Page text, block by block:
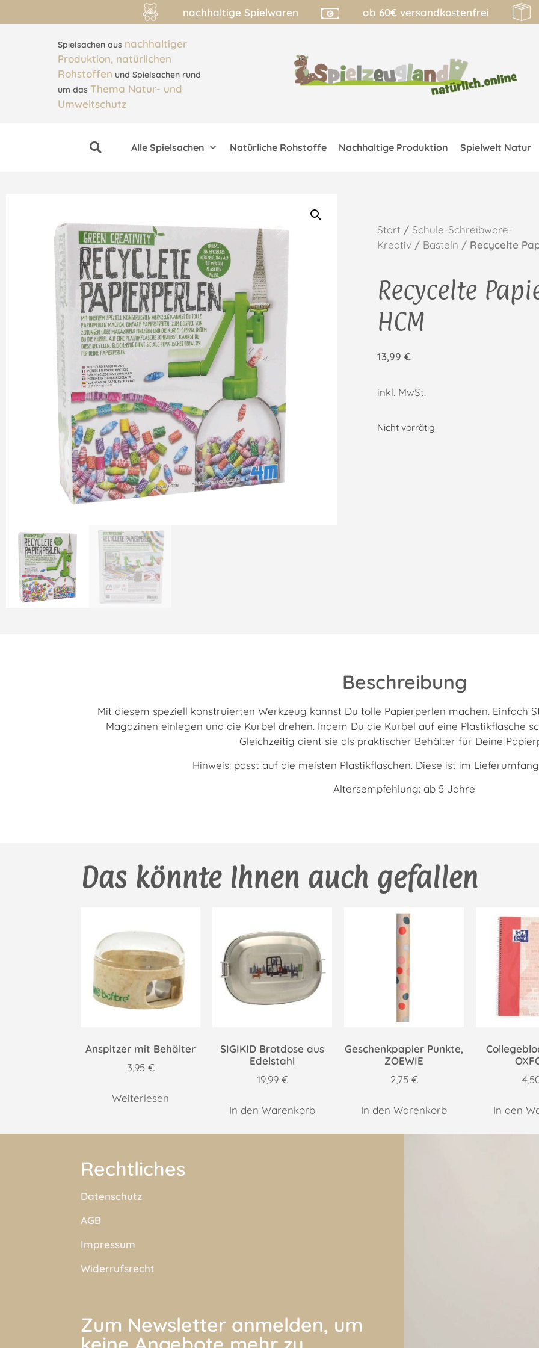
nachhaltige Spielwaren ab 60€ versandkostenfrei
Spielsachen aus nachhaltiger
Produktion, natürlichen
Rohstoffen und Spielsachen rund
um das Thema Natur- und
Umweltschutz
Alle Spielsachen Natürliche Rohstoffe Nachhaltige Produktion Spielwelt Natur
Start / Schule-Schreibware-
Kreativ / Basteln / Recycelte
Recycelte
HCM
13,99 €
inkl. MwSt.
Nicht vorrätig
Beschreibung
Mit diesem speziell konstruierten Werkzeug kannst Du tolle Papierperlen machen. Einfach
Magazinen einlegen und die Kurbel drehen. Indem Du die Kurbel auf eine Plastikflasche
Gleichzeitig dient sie als praktischer Behälter für Deine
Hinweis: passt auf die meisten Plastikflaschen. Diese ist im
Altersempfehlung: ab 5 Jahre
Das könnte Ihnen auch gefallen
Anspitzer mit Behälter
3,95 €
Weiterlesen
SIGIKID Brotdose aus
Edelstahl
19,99 €
In den Warenkorb
Geschenkpapier Punkte,
ZOEWIE
2,75 €
In den Warenkorb In den
Rechtliches
Datenschutz
AGB
Impressum
Widerrufsrecht
Zum Newsletter anmelden, um